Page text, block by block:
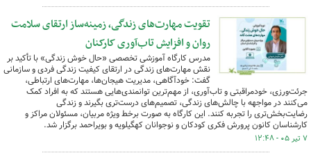
تقویت مهارت‌های زندگی، زمینه‌ساز ارتقای سلامت
روان و افزایش تاب‌آوری کارکنان
مدرس کارگاه آموزشی تخصصی «حال خوش زندگی» با تأکید بر
نقش مهارت‌های زندگی در ارتقای کیفیت زندگی فردی و سازمانی
گفت: خودآگاهی، مدیریت هیجان‌ها، مهارت‌های ارتباطی،
جرئت‌ورزی، خودمراقبتی و تاب‌آوری، از مهم‌ترین توانمندی‌هایی هستند که به افراد کمک
می‌کنند در مواجهه با چالش‌های زندگی، تصمیم‌های درست‌تری بگیرند و زندگی
رضایت‌بخش‌تری را تجربه کنند. این کارگاه به صورت برخط ویژه مربیان، مسئولان مراکز و
کارشناسان کانون پرورش فکری کودکان و نوجوانان کهگیلویه و بویراحمد برگزار شد.
۷ تیر ۰۵ - ۱۲:۴۸